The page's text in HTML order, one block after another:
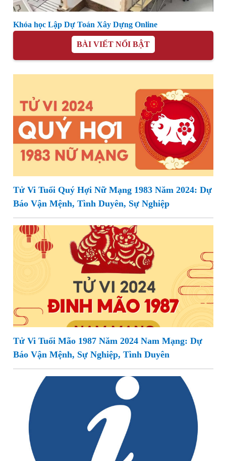
Khóa học Lập Dự Toán Xây Dựng Online
BÀI VIẾT NỔI BẬT
Tử Vi Tuổi Quý Hợi Nữ Mạng 1983 Năm 2024: Dự
Báo Vận Mệnh, Tình Duyên, Sự Nghiệp
Tử Vi Tuổi Mão 1987 Năm 2024 Nam Mạng: Dự
Báo Vận Mệnh, Sự Nghiệp, Tình Duyên